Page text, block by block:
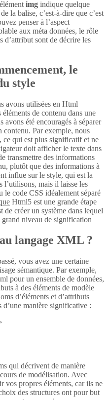
img indique quelque
la balise, c’est-à-dire que c’est
penser à l’aspect
aux méta données, le rôle
d’attribut sont de décrire les
le
style
avons utilisées en Html
de contenu dans une
été encouragés à séparer
contenu. Par exemple, nous
, ce qui est plus significatif et ne
doit afficher le texte dans
transmettre des informations
plutôt que des informations à
influe sur le style, qui est la
mais il laisse les
le code CSS idéalement séparé
Html5 est une grande étape
de créer un système dans lequel
niveau de signification
langage XML ?
vous avez une certaine
sémantique. Par exemple,
pour un ensemble de données,
à des éléments de modèle
d’éléments et d’attributs
d’une manière significative :
qui décrivent de manière
de modélisation. Avec
vos propres éléments, car ils ne
des structures ont pour but